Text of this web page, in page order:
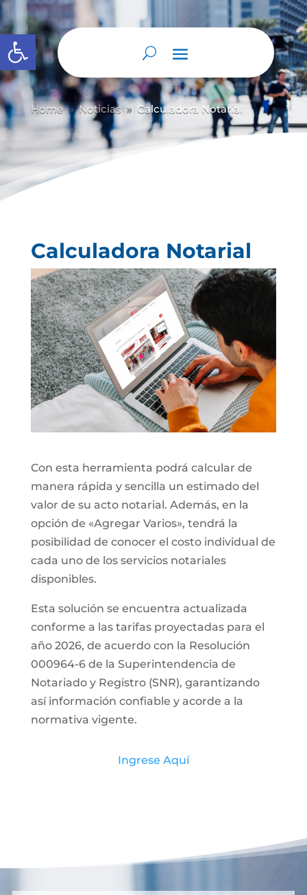
Abrir barra de herramientas
Home 9 Noticias 9 Calculadora Notarial
Calculadora Notarial
Con esta herramienta podrá calcular de
manera rápida y sencilla un estimado del
valor de su acto notarial. Además, en la
opción de «Agregar Varios», tendrá la
posibilidad de conocer el costo individual de
cada uno de los servicios notariales
disponibles.
Esta solución se encuentra actualizada
conforme a las tarifas proyectadas para el
año 2026, de acuerdo con la Resolución
000964-6 de la Superintendencia de
Notariado y Registro (SNR), garantizando
así información confiable y acorde a la
normativa vigente.
Ingrese Aquí